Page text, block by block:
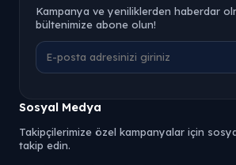
Kampanya ve yeniliklerden haberdar
bültenimize abone olun!
Sosyal Medya
Takipçilerimize özel kampanyalar için
takip edin.